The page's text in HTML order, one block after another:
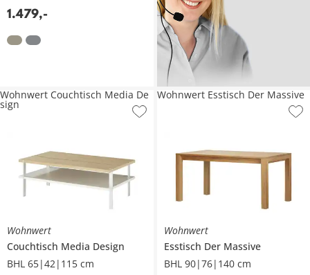
1.479,-
Wohnwert
Couchtisch Media Design
BHL 65|42|115 cm
Wohnwert Couchtisch Media De
sign
Wohnwert
Esstisch Der Massive
BHL 90|76|140 cm
Wohnwert Esstisch Der Massive